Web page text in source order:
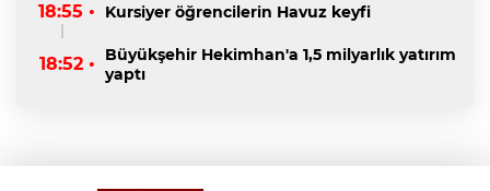
18:55 • Kursiyer öğrencilerin Havuz keyfi
18:52 •
Büyükşehir Hekimhan'a 1,5 milyarlık yatırım
yaptı